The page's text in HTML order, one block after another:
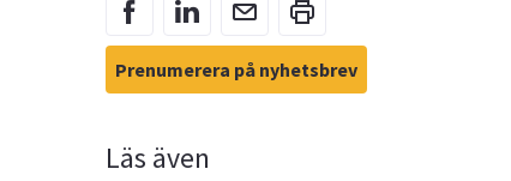
Prenumerera på nyhetsbrev
Läs även